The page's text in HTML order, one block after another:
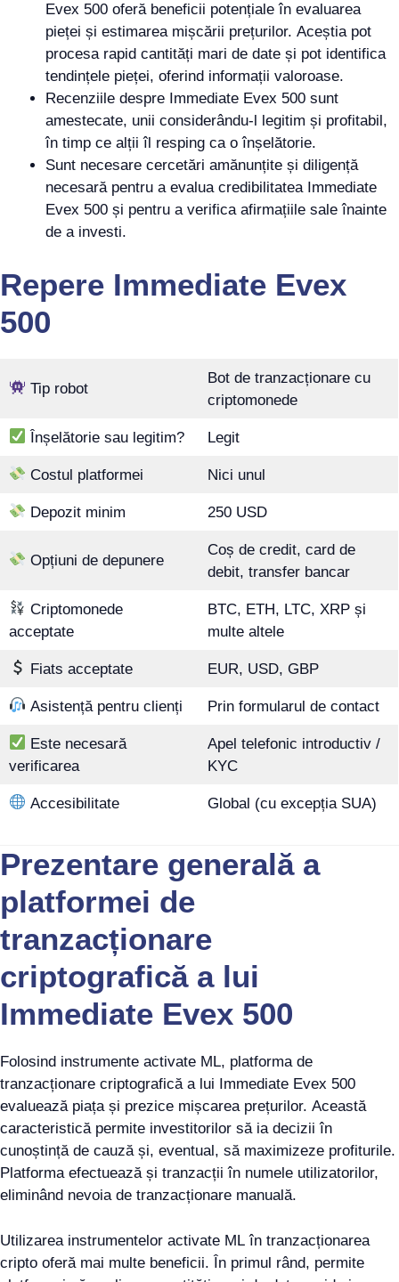
Evex 500 oferă beneficii potențiale în evaluarea
pieței și estimarea mișcării prețurilor. Aceștia pot
procesa rapid cantități mari de date și pot identifica
tendințele pieței, oferind informații valoroase.
Recenziile despre Immediate Evex 500 sunt
amestecate, unii considerându-l legitim și profitabil,
în timp ce alții îl resping ca o înșelătorie.
Sunt necesare cercetări amănunțite și diligență
necesară pentru a evalua credibilitatea Immediate
Evex 500 și pentru a verifica afirmațiile sale înainte
de a investi.
Repere Immediate Evex
500
Tip robot
Bot de tranzacționare cu
criptomonede
Înșelătorie sau legitim? Legit
Costul platformei Nici unul
Depozit minim 250 USD
Opțiuni de depunere
Coș de credit, card de
debit, transfer bancar
Criptomonede
acceptate
BTC, ETH, LTC, XRP și
multe altele
Fiats acceptate EUR, USD, GBP
Asistență pentru clienți Prin formularul de contact
Este necesară
verificarea
Apel telefonic introductiv /
KYC
Accesibilitate Global (cu excepția SUA)
Prezentare generală a
platformei de
tranzacționare
criptografică a lui
Immediate Evex 500
Folosind instrumente activate ML, platforma de
tranzacționare criptografică a lui Immediate Evex 500
evaluează piața și prezice mișcarea prețurilor. Această
caracteristică permite investitorilor să ia decizii în
cunoștință de cauză și, eventual, să maximizeze profiturile.
Platforma efectuează și tranzacții în numele utilizatorilor,
eliminând nevoia de tranzacționare manuală.
Utilizarea instrumentelor activate ML în tranzacționarea
cripto oferă mai multe beneficii. În primul rând, permite